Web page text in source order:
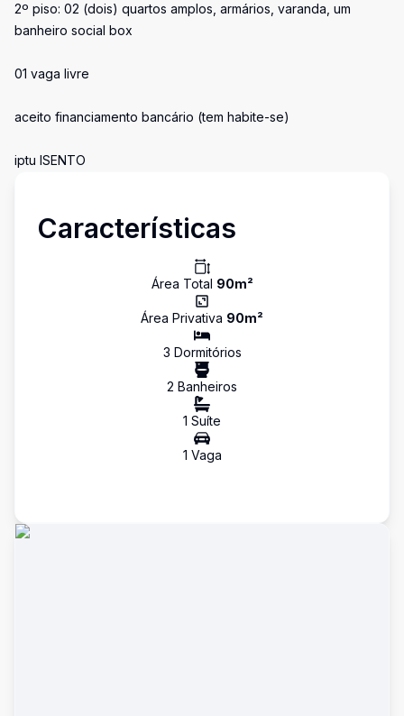
2º piso: 02 (dois) quartos amplos, armários, varanda, um
banheiro social box
01 vaga livre
aceito financiamento bancário (tem habite-se)
iptu ISENTO
Características
Área Total 90m²
Área Privativa 90m²
3 Dormitórios
2 Banheiros
1 Suíte
1 Vaga